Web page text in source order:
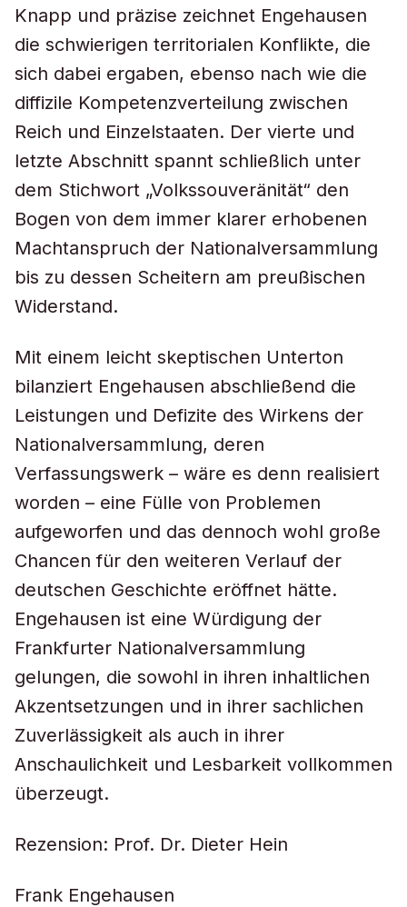
Knapp und präzise zeichnet Engehausen
die schwierigen territorialen Konflikte, die
sich dabei ergaben, ebenso nach wie die
diffizile Kompetenzverteilung zwischen
Reich und Einzelstaaten. Der vierte und
letzte Abschnitt spannt schließlich unter
dem Stichwort „Volkssouveränität“ den
Bogen von dem immer klarer erhobenen
Machtanspruch der Nationalversammlung
bis zu dessen Scheitern am preußischen
Widerstand.
Mit einem leicht skeptischen Unterton
bilanziert Engehausen abschließend die
Leistungen und Defizite des Wirkens der
Nationalversammlung, deren
Verfassungswerk – wäre es denn realisiert
worden – eine Fülle von Problemen
aufgeworfen und das dennoch wohl große
Chancen für den weiteren Verlauf der
deutschen Geschichte eröffnet hätte.
Engehausen ist eine Würdigung der
Frankfurter Nationalversammlung
gelungen, die sowohl in ihren inhaltlichen
Akzentsetzungen und in ihrer sachlichen
Zuverlässigkeit als auch in ihrer
Anschaulichkeit und Lesbarkeit vollkommen
überzeugt.
Rezension: Prof. Dr. Dieter Hein
Frank Engehausen